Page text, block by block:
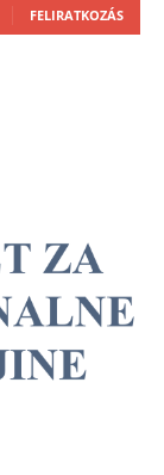
FELIRATKOZÁS